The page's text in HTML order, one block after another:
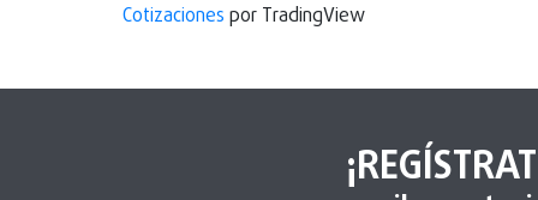
Cotizaciones por TradingView